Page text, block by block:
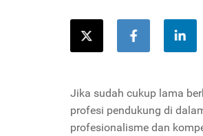
Jika sudah cukup lama
profesi pendukung di
profesionalisme dan